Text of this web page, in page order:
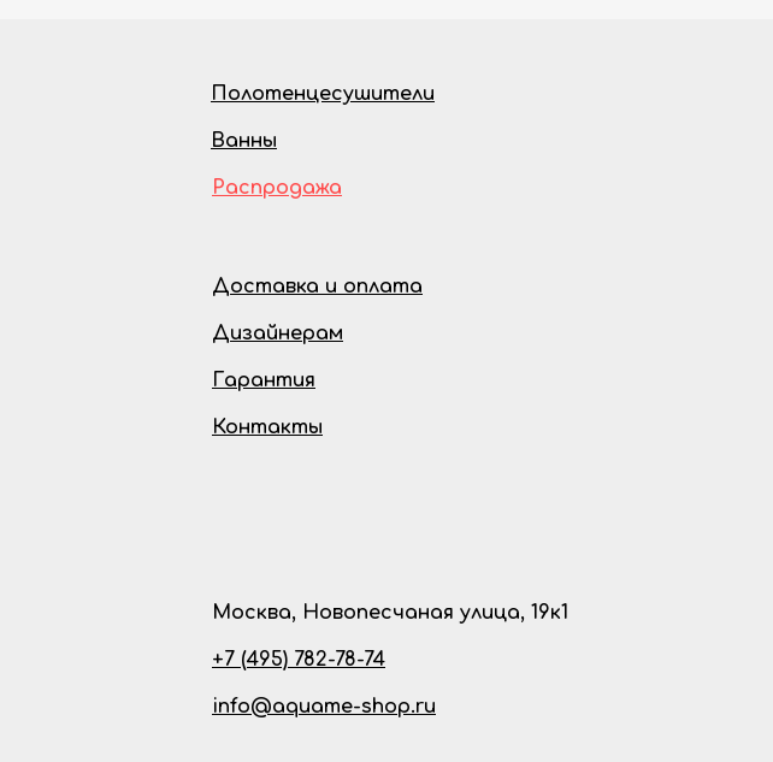
Дизайнерам
Доставка и оплата
Гарантия
Контакты
Распродажа
Полотенцесушители
Ванны
Москва, Новопесчаная улица, 19к1
+7 (495) 782-78-74
info@aquame-shop.ru